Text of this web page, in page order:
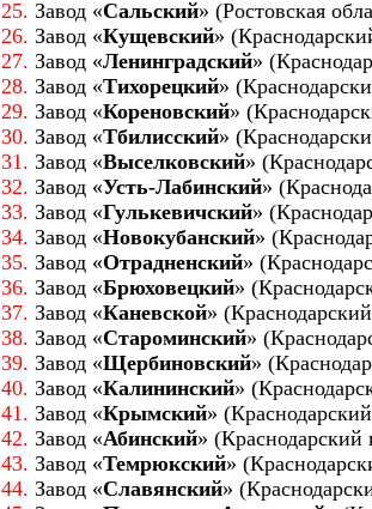
25. Завод «Сальский» (Ростовская
26. Завод «Кущевский»
27. Завод «Ленинградский»
28. Завод «Тихорецкий»
29. Завод «Кореновский»
30. Завод «Тбилисский»
31. Завод «Выселковский»
32. Завод «Усть-Лабинский»
33. Завод «Гулькевичский»
34. Завод «Новокубанский»
35. Завод «Отрадненский»
36. Завод «Брюховецкий»
37. Завод «Каневской»
38. Завод «Староминский»
39. Завод «Щербиновский»
40. Завод «Калининский»
41. Завод «Крымский»
42. Завод «Абинский» (Краснодарский
43. Завод «Темрюкский»
44. Завод «Славянский»